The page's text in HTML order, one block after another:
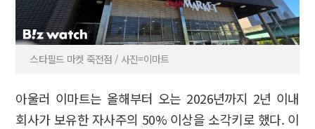
스타필드 마켓 죽전점 / 사진=이마트
아울러 이마트는 올해부터 오는 2026년까지 2년 이내
회사가 보유한 자사주의 50% 이상을 소각키로 했다. 이